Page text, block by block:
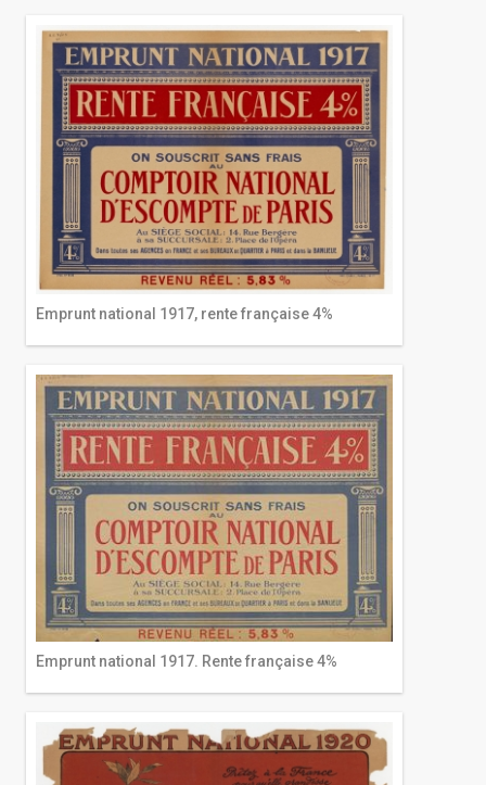
Emprunt national 1917, rente française 4%
Emprunt national 1917. Rente française 4%